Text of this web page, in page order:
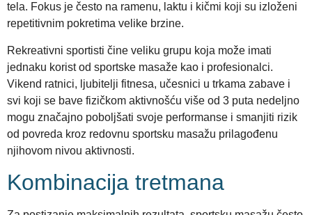
tela. Fokus je često na ramenu, laktu i kičmi koji su izloženi
repetitivnim pokretima velike brzine.
Rekreativni sportisti čine veliku grupu koja može imati
jednaku korist od sportske masaže kao i profesionalci.
Vikend ratnici, ljubitelji fitnesa, učesnici u trkama zabave i
svi koji se bave fizičkom aktivnošću više od 3 puta nedeljno
mogu značajno poboljšati svoje performanse i smanjiti rizik
od povreda kroz redovnu sportsku masažu prilagođenu
njihovom nivou aktivnosti.
Kombinacija tretmana